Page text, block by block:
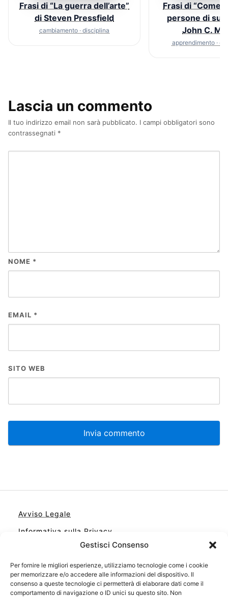
Gestisci Consenso
Per fornire le migliori esperienze, utilizziamo tecnologie come i cookie
per memorizzare e/o accedere alle informazioni del dispositivo. Il
consenso a queste tecnologie ci permetterà di elaborare dati come il
comportamento di navigazione o ID unici su questo sito. Non
Frasi di “La guerra dell’arte”
di Steven Pressfield
cambiamento · disciplina
Frasi di “Come
persone di
John C.
apprendimento ·
Lascia un commento
Il tuo indirizzo email non sarà pubblicato. I campi obbligatori sono
contrassegnati *
NOME *
EMAIL *
SITO WEB
Avviso Legale
Informativa sulla Privacy
Contatto
Cookie Policy (UE)